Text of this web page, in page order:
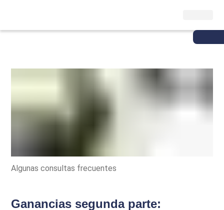
Algunas consultas frecuentes
Ganancias segunda parte: